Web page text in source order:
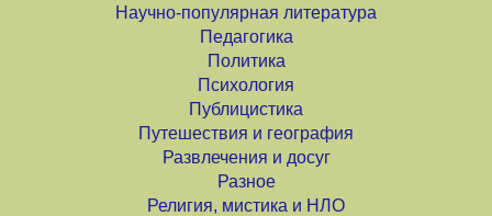
Научно-популярная литература
Педагогика
Политика
Психология
Публицистика
Путешествия и география
Развлечения и досуг
Разное
Религия, мистика и НЛО